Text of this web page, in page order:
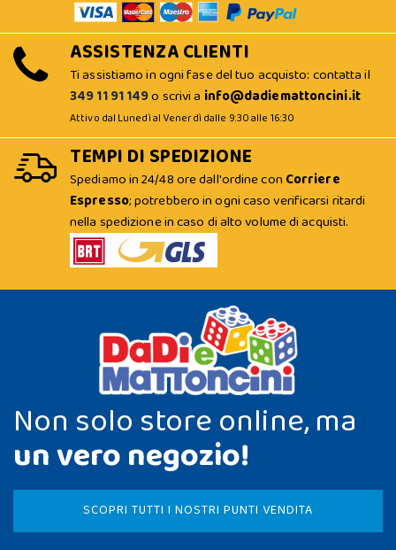
ASSISTENZA CLIENTI
Ti assistiamo in ogni fase del tuo acquisto: contatta il
349 11 91 149o scrivi a info@dadiemattoncini.it
Attivo dal Lunedì al Venerdì dalle 9:30 alle 16:30
TEMPI DI SPEDIZIONE
Spediamo in 24/48 ore dall'ordine con Corriere
Espresso; potrebbero in ogni caso verificarsi ritardi
nella spedizione in caso di alto volume di acquisti.
Non solo store online, ma
un vero negozio!
SCOPRI TUTTI I NOSTRI PUNTI VENDITA